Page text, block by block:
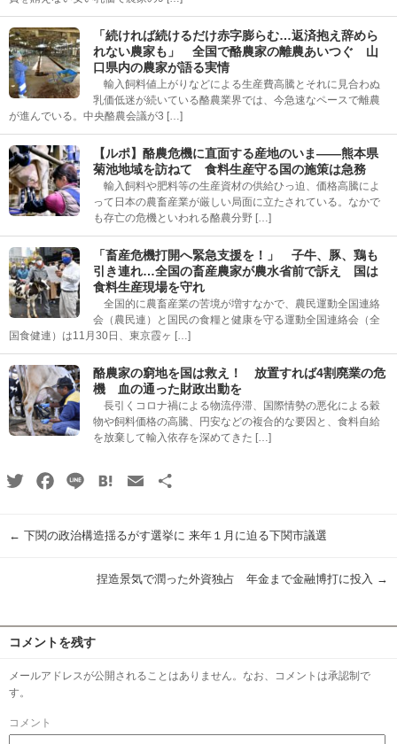
「続ければ続けるだけ赤字膨らむ…返済抱え辞めら
れない農家も」 全国で酪農家の離農あいつぐ 山
口県内の農家が語る実情
輸入飼料値上がりなどによる生産費高騰とそれに見合わぬ
乳価低迷が続いている酪農業界では、今急速なペースで離農
が進んでいる。中央酪農会議が3 […]
【ルポ】酪農危機に直面する産地のいま――熊本県
菊池地域を訪ねて 食料生産守る国の施策は急務
輸入飼料や肥料等の生産資材の供給ひっ迫、価格高騰によ
って日本の農畜産業が厳しい局面に立たされている。なかで
も存亡の危機といわれる酪農分野 […]
「畜産危機打開へ緊急支援を！」 子牛、豚、鶏も
引き連れ…全国の畜産農家が農水省前で訴え 国は
食料生産現場を守れ
全国的に農畜産業の苦境が増すなかで、農民運動全国連絡
会（農民連）と国民の食糧と健康を守る運動全国連絡会（全
国食健連）は11月30日、東京霞ヶ […]
酪農家の窮地を国は救え！ 放置すれば4割廃業の危
機 血の通った財政出動を
長引くコロナ禍による物流停滞、国際情勢の悪化による穀
物や飼料価格の高騰、円安などの複合的な要因と、食料自給
を放棄して輸入依存を深めてきた […]
TwitterFacebook
Line HatenaEmail
← 下関の政治構造揺るがす選挙に 来年１月に迫る下関市議選
捏造景気で潤った外資独占 年金まで金融博打に投入 →
コメントを残す
メールアドレスが公開されることはありません。なお、コメントは承認制で
す。
コメント